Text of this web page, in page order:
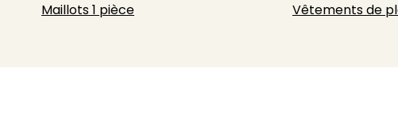
Maillots 1 pièce
Vêtements de